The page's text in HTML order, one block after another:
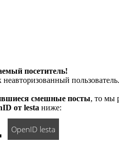
посетитель!
пользователь.
смешные посты, то мы
от lesta ниже:
OpenID lesta